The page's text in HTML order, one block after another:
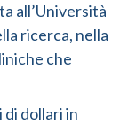
all’Università
ricerca, nella
che
di dollari in